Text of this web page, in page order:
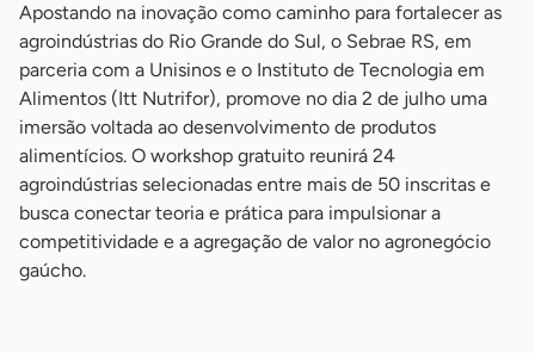
Apostando na inovação como caminho para fortalecer as
agroindústrias do Rio Grande do Sul, o Sebrae RS, em
parceria com a Unisinos e o Instituto de Tecnologia em
Alimentos (Itt Nutrifor), promove no dia 2 de julho uma
imersão voltada ao desenvolvimento de produtos
alimentícios. O workshop gratuito reunirá 24
agroindústrias selecionadas entre mais de 50 inscritas e
busca conectar teoria e prática para impulsionar a
competitividade e a agregação de valor no agronegócio
gaúcho.